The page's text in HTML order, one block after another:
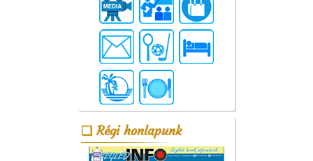
Régi honlapunk